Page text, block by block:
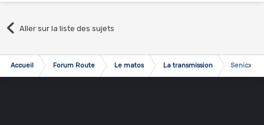
Aller sur la liste des sujets
Accueil Forum Route Le matos La transmission Senicx